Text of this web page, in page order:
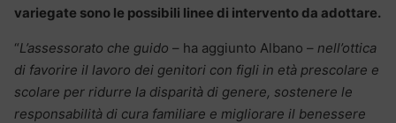
variegate sono le possibili linee di intervento da adottare.
“L’assessorato che guido – ha aggiunto Albano – nell’ottica
di favorire il lavoro dei genitori con figli in età prescolare e
scolare per ridurre la disparità di genere, sostenere le
responsabilità di cura familiare e migliorare il benessere